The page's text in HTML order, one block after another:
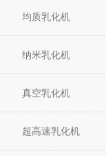
均质乳化机
纳米乳化机
真空乳化机
超高速乳化机